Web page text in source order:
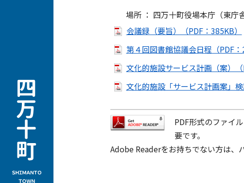
場所 ： 四万十町役場本庁（東庁
会議録（要旨）（PDF：385KB）
第４回図書館協議会日程（PDF：
文化的施設サービス計画（案）（
文化的施設「サービス計画案」検
PDF形式のファイ
要です。
Adobe Readerをお持ちでない方は、